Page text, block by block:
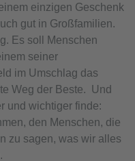
einzigen Geschenk
gut in Großfamilien.
Es soll Menschen
seiner
im Umschlag das
Weg der Beste. Und
und wichtiger finde:
den Menschen, die
zu sagen, was wir alles